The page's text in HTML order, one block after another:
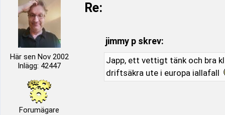
Här sen Nov 2002
Inlägg: 42447
Forumägare
Re:
jimmy p skrev:
Japp, ett vettigt tänk och bra
driftsäkra ute i europa iallafall